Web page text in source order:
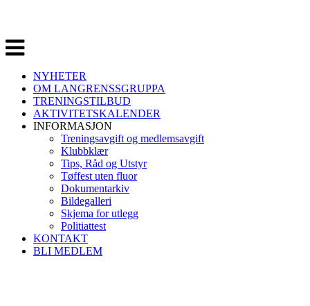
Veksle
navigasjon
NYHETER
OM LANGRENSSGRUPPA
TRENINGSTILBUD
AKTIVITETSKALENDER
INFORMASJON
Treningsavgift og medlemsavgift
Klubbklær
Tips, Råd og Utstyr
Tøffest uten fluor
Dokumentarkiv
Bildegalleri
Skjema for utlegg
Politiattest
KONTAKT
BLI MEDLEM